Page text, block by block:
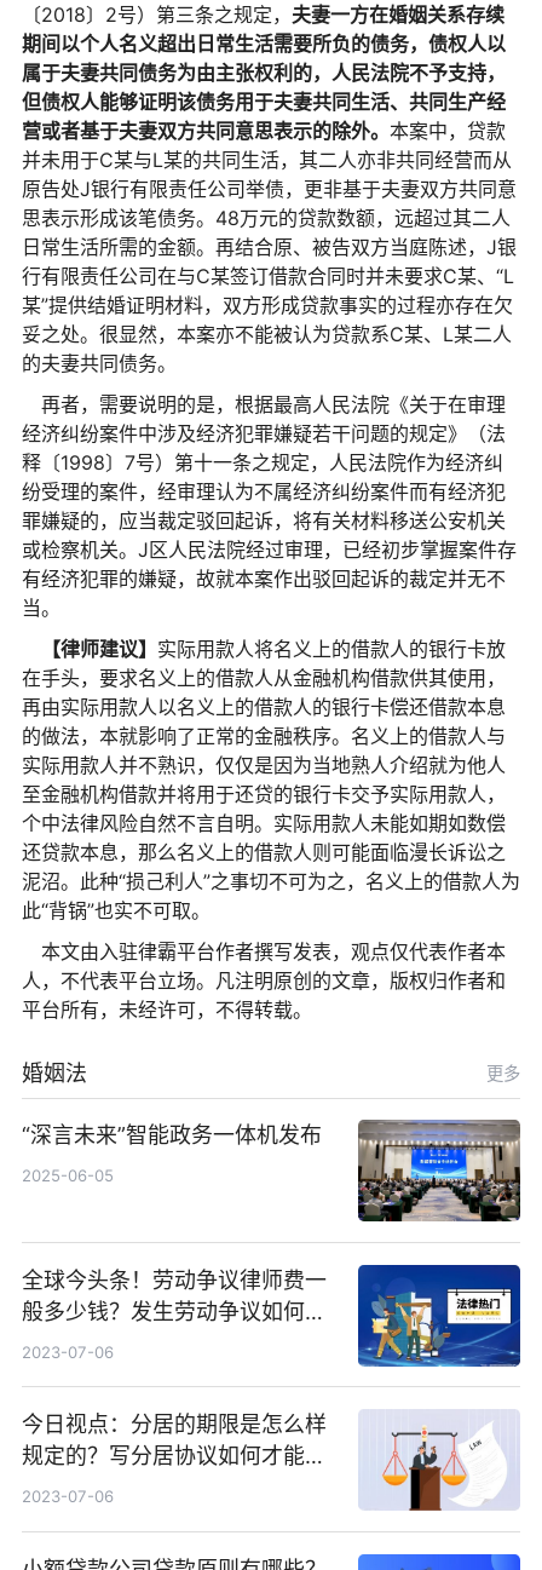
〔2018〕2号）第三条之规定， 夫妻一方在婚姻关系存续
期间以个人名义超出日常生活需要所负的债务，债权人以
属于夫妻共同债务为由主张权利的，人民法院不予支持，
但债权人能够证明该债务用于夫妻共同生活、共同生产经
营或者基于夫妻双方共同意思表示的除外。 本案中，贷款
并未用于C某与L某的共同生活，其二人亦非共同经营而从
原告处J银行有限责任公司举债，更非基于夫妻双方共同意
思表示形成该笔债务。48万元的贷款数额，远超过其二人
日常生活所需的金额。再结合原、被告双方当庭陈述，J银
行有限责任公司在与C某签订借款合同时并未要求C某、“L
某”提供结婚证明材料，双方形成贷款事实的过程亦存在欠
妥之处。很显然，本案亦不能被认为贷款系C某、L某二人
的夫妻共同债务。
再者，需要说明的是，根据最高人民法院《关于在审理
经济纠纷案件中涉及经济犯罪嫌疑若干问题的规定》（法
释〔1998〕7号）第十一条之规定，人民法院作为经济纠
纷受理的案件，经审理认为不属经济纠纷案件而有经济犯
罪嫌疑的，应当裁定驳回起诉，将有关材料移送公安机关
或检察机关。J区人民法院经过审理，已经初步掌握案件存
有经济犯罪的嫌疑，故就本案作出驳回起诉的裁定并无不
当。
【律师建议】 实际用款人将名义上的借款人的银行卡放
在手头，要求名义上的借款人从金融机构借款供其使用，
再由实际用款人以名义上的借款人的银行卡偿还借款本息
的做法，本就影响了正常的金融秩序。名义上的借款人与
实际用款人并不熟识，仅仅是因为当地熟人介绍就为他人
至金融机构借款并将用于还贷的银行卡交予实际用款人，
个中法律风险自然不言自明。实际用款人未能如期如数偿
还贷款本息，那么名义上的借款人则可能面临漫长诉讼之
泥沼。此种“损己利人”之事切不可为之，名义上的借款人为
此“背锅”也实不可取。
本文由入驻律霸平台作者撰写发表，观点仅代表作者本
人，不代表平台立场。凡注明原创的文章，版权归作者和
平台所有，未经许可，不得转载。
婚姻法 更多
“深言未来”智能政务一体机发布
2025-06-05
全球今头条！劳动争议律师费一
般多少钱？发生劳动争议如何算
工资？
2023-07-06
今日视点：分居的期限是怎么样
规定的？写分居协议如何才能有
效？
2023-07-06